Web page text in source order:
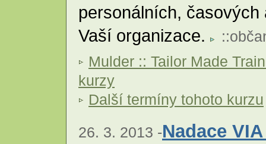
personálních,
Vaší organizace.
::
Mulder :: Tailor Made
kurzy
Další termíny tohoto kurzu
26. 3. 2013 -Nadace